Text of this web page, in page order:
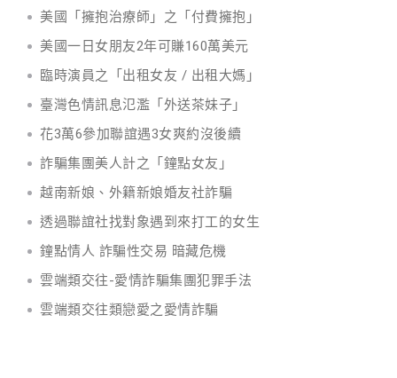
美國「擁抱治療師」之「付費擁抱」
美國一日女朋友2年可賺160萬美元
臨時演員之「出租女友 / 出租大媽」
臺灣色情訊息氾濫「外送茶妹子」
花3萬6參加聯誼遇3女爽約沒後續
詐騙集團美人計之「鐘點女友」
越南新娘、外籍新娘婚友社詐騙
透過聯誼社找對象遇到來打工的女生
鐘點情人 詐騙性交易 暗藏危機
雲端類交往-愛情詐騙集團犯罪手法
雲端類交往類戀愛之愛情詐騙